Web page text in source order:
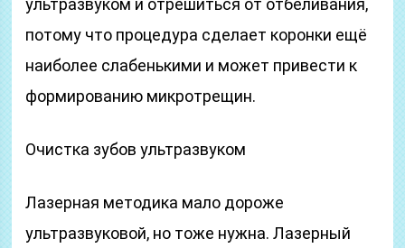
ультразвуком и отрешиться от отбеливания,
потому что процедура сделает коронки ещё
наиболее слабенькими и может привести к
формированию микротрещин.
Очистка зубов ультразвуком
Лазерная методика мало дороже
ультразвуковой, но тоже нужна. Лазерный